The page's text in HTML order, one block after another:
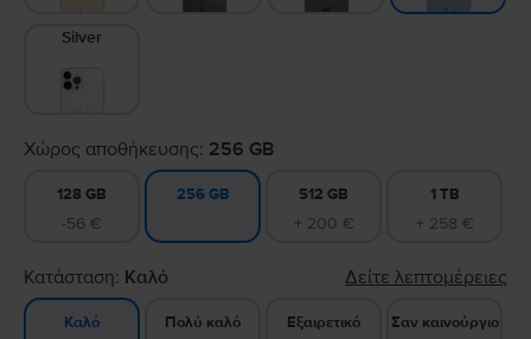
Silver
Χώρος αποθήκευσης: 256 GB
128 GB
-56 €
256 GB 512 GB
+ 200 €
1 TB
+ 258 €
Κατάσταση: Καλό Δείτε λεπτομέρειες
Καλό Πολύ καλό Εξαιρετικό Σαν καινούργιο